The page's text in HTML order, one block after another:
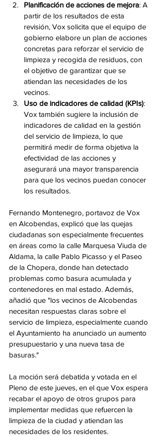
Planificación de acciones de mejora: A
partir de los resultados de esta
revisión, Vox solicita que el equipo de
gobierno elabore un plan de acciones
concretas para reforzar el servicio de
limpieza y recogida de residuos, con
el objetivo de garantizar que se
atiendan las necesidades de los
vecinos.
Uso de indicadores de calidad (KPIs):
Vox también sugiere la inclusión de
indicadores de calidad en la gestión
del servicio de limpieza, lo que
permitirá medir de forma objetiva la
efectividad de las acciones y
asegurará una mayor transparencia
para que los vecinos puedan conocer
los resultados.
Fernando Montenegro, portavoz de Vox
en Alcobendas, explicó que las quejas
ciudadanas son especialmente frecuentes
en áreas como la calle Marquesa Viuda de
Aldama, la calle Pablo Picasso y el Paseo
de la Chopera, donde han detectado
problemas como basura acumulada y
contenedores en mal estado. Además,
añadió que "los vecinos de Alcobendas
necesitan respuestas claras sobre el
servicio de limpieza, especialmente cuando
el Ayuntamiento ha anunciado un aumento
presupuestario y una nueva tasa de
basuras."
La moción será debatida y votada en el
Pleno de este jueves, en el que Vox espera
recabar el apoyo de otros grupos para
implementar medidas que refuercen la
limpieza de la ciudad y atiendan las
necesidades de los residentes.